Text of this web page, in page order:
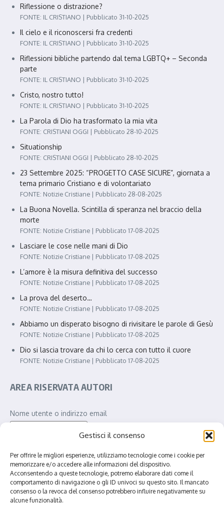
Gestisci il consenso
Per offrire le migliori esperienze, utilizziamo tecnologie come i cookie per
memorizzare e/o accedere alle informazioni del dispositivo.
Acconsentendo a queste tecnologie, potremo elaborare dati come il
comportamento di navigazione o gli ID univoci su questo sito. Il mancato
consenso o la revoca del consenso potrebbero influire negativamente su
alcune funzionalità.
Riflessione o distrazione?
FONTE: IL CRISTIANO Pubblicato 31-10-2025
Il cielo e il riconoscersi fra credenti
FONTE: IL CRISTIANO Pubblicato 31-10-2025
Riflessioni bibliche partendo dal tema LGBTQ+ – Seconda
parte
FONTE: IL CRISTIANO Pubblicato 31-10-2025
Cristo, nostro tutto!
FONTE: IL CRISTIANO Pubblicato 31-10-2025
La Parola di Dio ha trasformato la mia vita
FONTE: CRISTIANI OGGI Pubblicato 28-10-2025
Situationship
FONTE: CRISTIANI OGGI Pubblicato 28-10-2025
23 Settembre 2025: “PROGETTO CASE SICURE”, giornata a
tema primario Cristiano e di volontariato
FONTE: Notizie Cristiane Pubblicato 28-08-2025
La Buona Novella. Scintilla di speranza nel braccio della
morte
FONTE: Notizie Cristiane Pubblicato 17-08-2025
Lasciare le cose nelle mani di Dio
FONTE: Notizie Cristiane Pubblicato 17-08-2025
L’amore è la misura definitiva del successo
FONTE: Notizie Cristiane Pubblicato 17-08-2025
La prova del deserto…
FONTE: Notizie Cristiane Pubblicato 17-08-2025
Abbiamo un disperato bisogno di rivisitare le parole di Gesù
FONTE: Notizie Cristiane Pubblicato 17-08-2025
Dio si lascia trovare da chi lo cerca con tutto il cuore
FONTE: Notizie Cristiane Pubblicato 17-08-2025
AREA RISERVATA AUTORI
Nome utente o indirizzo email
Password
Ricordami